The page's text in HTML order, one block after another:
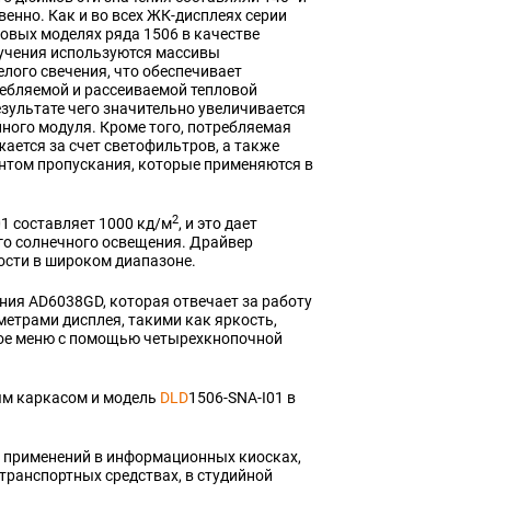
Как и во всех ЖК-дисплеях серии
моделях ряда 1506 в качестве
используются массивы
свечения, что обеспечивает
и рассеиваемой тепловой
чего значительно увеличивается
модуля. Кроме того, потребляемая
за счет светофильтров, а также
пропускания, которые применяются в
составляет 1000 кд/м2, и это дает
солнечного освещения. Драйвер
в широком диапазоне.
AD6038GD, которая отвечает за работу
дисплея, такими как яркость,
меню с помощью четырехкнопочной
каркасом и модель DLD1506-SNA-I01 в
применений в информационных киосках,
средствах, в студийной